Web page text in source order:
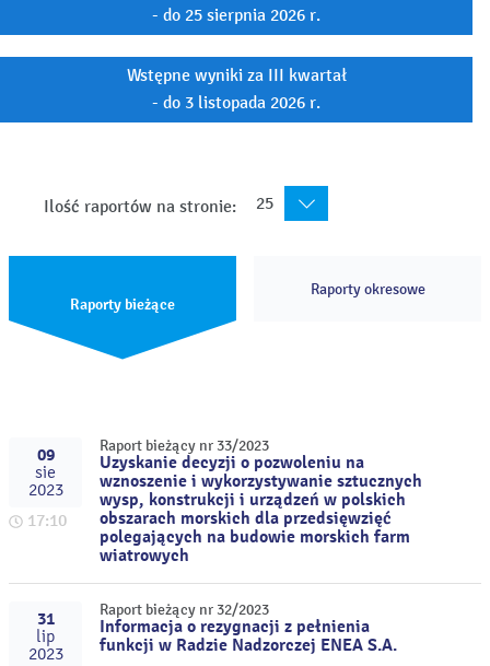
- do 25 sierpnia 2026 r.
Wstępne wyniki za III kwartał
- do 3 listopada 2026 r.
Ilość raportów na stronie: 25
Raporty bieżące
Raporty okresowe
09
sie
2023
17:10
Raport bieżący nr 33/2023
Uzyskanie decyzji o pozwoleniu na
wznoszenie i wykorzystywanie sztucznych
wysp, konstrukcji i urządzeń w polskich
obszarach morskich dla przedsięwzięć
polegających na budowie morskich farm
wiatrowych
31
lip
2023
Raport bieżący nr 32/2023
Informacja o rezygnacji z pełnienia
funkcji w Radzie Nadzorczej ENEA S.A.